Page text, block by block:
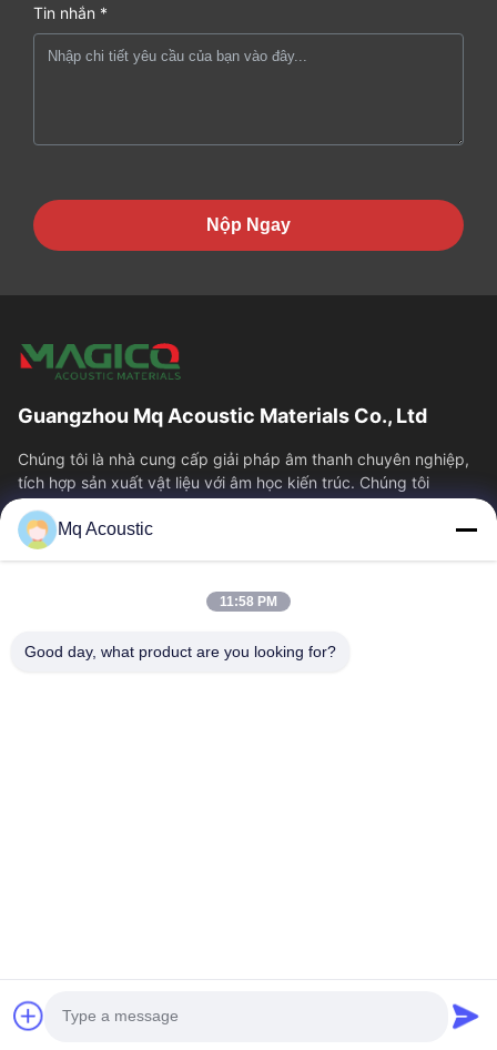
Tin nhắn *
Nộp Ngay
Guangzhou Mq Acoustic Materials Co., Ltd
Chúng tôi là nhà cung cấp giải pháp âm thanh chuyên nghiệp,
tích hợp sản xuất vật liệu với âm học kiến trúc. Chúng tôi
chuyên về các loại tấm tiêu...
Liên Kết Nhanh
Về Chúng Tôi
Chuyến Tham Quan Nhà Máy
Kiểm Soát Chất Lượng
Mq Acoustic
11:58 PM
Good day, what product are you looking for?